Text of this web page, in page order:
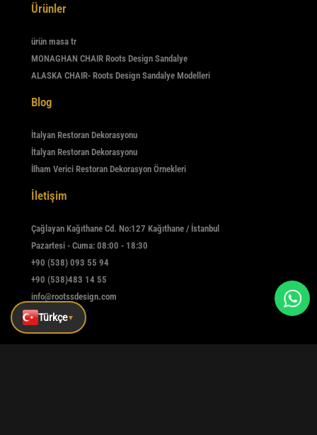
Türkçe▼
Ürünler
ürün masa tr
MONAGHAN CHAIR Roots Design Sandalye
ALASKA CHAIR- Roots Design Sandalye Modelleri
Blog
İtalyan Restoran Dekorasyonu
İtalyan Restoran Dekorasyonu
İlham Verici Restoran Dekorasyon Örnekleri
İletişim
Çağlayan Kağıthane Cd. No:127 Kağıthane / İstanbul
Pazartesi - Cuma: 08:00 - 18:30
+90 (538) 093 55 94
+90 (538)483 14 55
info@rootssdesign.com
E-Bülten